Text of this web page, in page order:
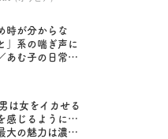
時が分からな
」系の喘ぎ声に
あむ子の日常
は女をイカせる
感じるように…
大の魅力は濃厚